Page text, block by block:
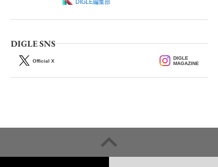
DIGLE編集部
DIGLE SNS
Official X
DIGLE
MAGAZINE